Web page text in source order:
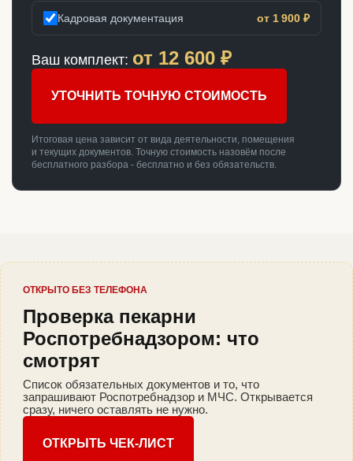
Кадровая документация от 1 900 ₽
Ваш комплект: от 12 600 ₽
УТОЧНИТЬ ТОЧНУЮ СТОИМОСТЬ
Итоговая цена зависит от вида деятельности, помещения
и текущих документов. Точную стоимость назовём после
бесплатного разбора - бесплатно и без обязательств.
ОТКРЫТО БЕЗ ТЕЛЕФОНА
Проверка пекарни
Роспотребнадзором: что
смотрят
Список обязательных документов и то, что
запрашивают Роспотребнадзор и МЧС. Открывается
сразу, ничего оставлять не нужно.
ОТКРЫТЬ ЧЕК-ЛИСТ